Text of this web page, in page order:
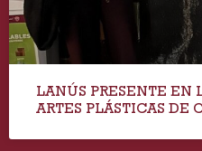
LANÚS PRESENTE EN
ARTES PLÁSTICAS DE